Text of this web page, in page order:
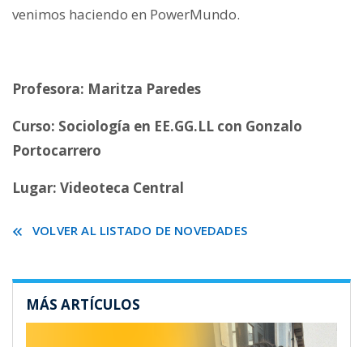
venimos haciendo en PowerMundo.
Profesora: Maritza Paredes
Curso: Sociología en EE.GG.LL con Gonzalo
Portocarrero
Lugar: Videoteca Central
VOLVER AL LISTADO DE NOVEDADES
MÁS ARTÍCULOS